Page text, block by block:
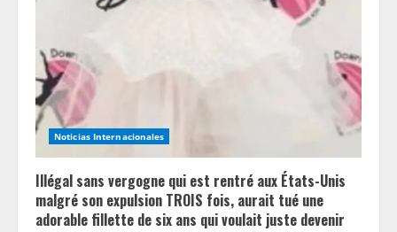
Noticias Internacionales
Illégal sans vergogne qui est rentré aux États-Unis
malgré son expulsion TROIS fois, aurait tué une
adorable fillette de six ans qui voulait juste devenir